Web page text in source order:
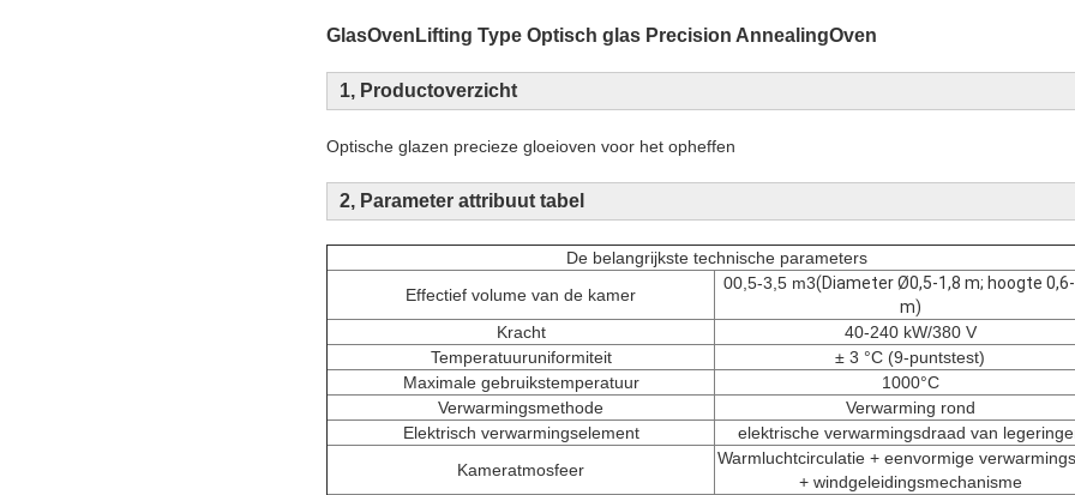
GlasOven Lifting Type Optisch glas Precision AnnealingOven
1, Productoverzicht
Optische glazen precieze gloeioven voor het opheffen
2, Parameter attribuut tabel
De belangrijkste technische parameters
Effectief volume van de kamer
00,5-3,5 m3(Diameter Ø0,5-1,8 m; hoogte
m)
Kracht
40-240 kW/380 V
Temperatuuruniformiteit
± 3 °C (9-puntstest)
Maximale gebruikstemperatuur
1000°C
Verwarmingsmethode
Verwarming rond
Elektrisch verwarmingselement
elektrische verwarmingsdraad van
Kameratmosfeer
Warmluchtcirculatie + eenvormige
+ windgeleidingsmechanisme